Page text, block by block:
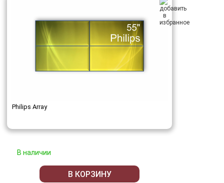
Philips Array
В наличии
В КОРЗИНУ